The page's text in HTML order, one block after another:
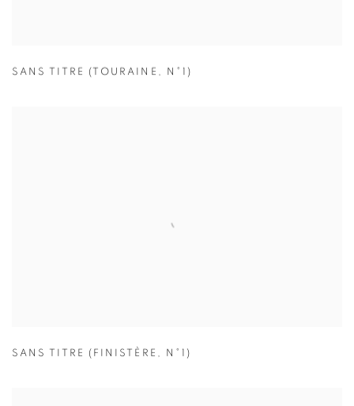
SANS TITRE (TOURAINE , N°1)
SANS TITRE (FINISTÈRE , N°1)